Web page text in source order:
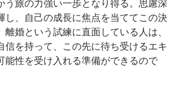
う旅の力強い一歩となり得る。思慮深
し、自己の成長に焦点を当ててこの決
婚という試練に直面している人は、
信を持って、この先に待ち受けるエキ
能性を受け入れる準備ができるので